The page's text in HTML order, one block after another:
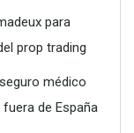
para
prop trading
médico
de España